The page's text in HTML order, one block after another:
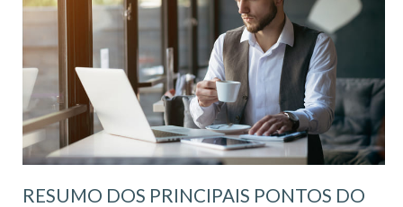
RESUMO DOS PRINCIPAIS PONTOS DO